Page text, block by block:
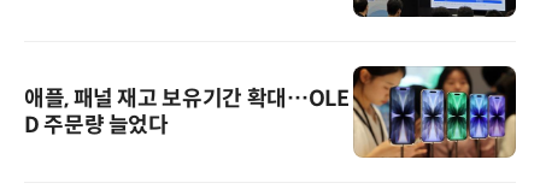
애플, 패널 재고 보유기간 확대…OLE
D 주문량 늘었다